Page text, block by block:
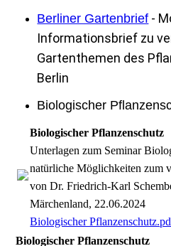
Berliner Gartenbrief -
Informationsbrief zu
Gartenthemen des
Berlin
Biologischer
Biologischer Pflanzenschutz
Unterlagen zum Seminar
natürliche Möglichkeiten zum
von Dr. Friedrich-Karl
Märchenland, 22.06.2024
Biologischer
Biologischer Pflanzenschutz